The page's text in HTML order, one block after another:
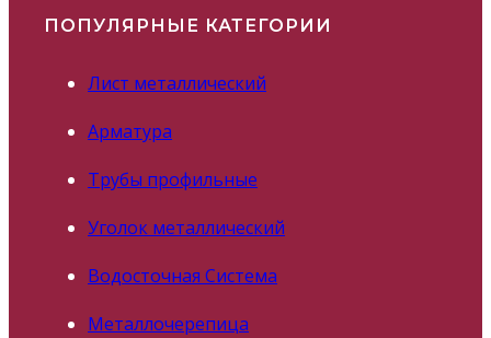
ПОПУЛЯРНЫЕ КАТЕГОРИИ
Лист металлический
Арматура
Трубы профильные
Уголок металлический
Водосточная Система
Металлочерепица